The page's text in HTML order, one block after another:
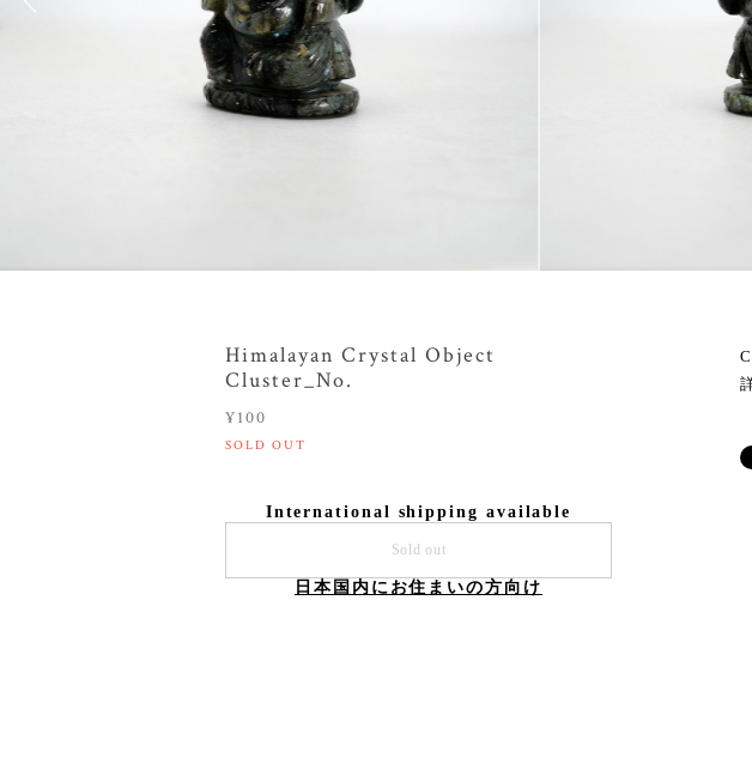
Himalayan Crystal Object
Cluster_No.
¥100
SOLD OUT
International shipping available
Sold out
日本国内にお住まいの方向け